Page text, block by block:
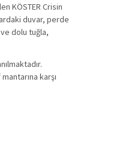
KÖSTER Crisin
duvar, perde
ve dolu tuğla,
karşı